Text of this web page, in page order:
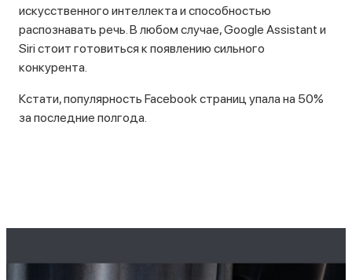
искусственного интеллекта и способностью
распознавать речь. В любом случае, Google Assistant и
Siri стоит готовиться к появлению сильного
конкурента.
Кстати, популярность Facebook страниц упала на 50%
за последние полгода.